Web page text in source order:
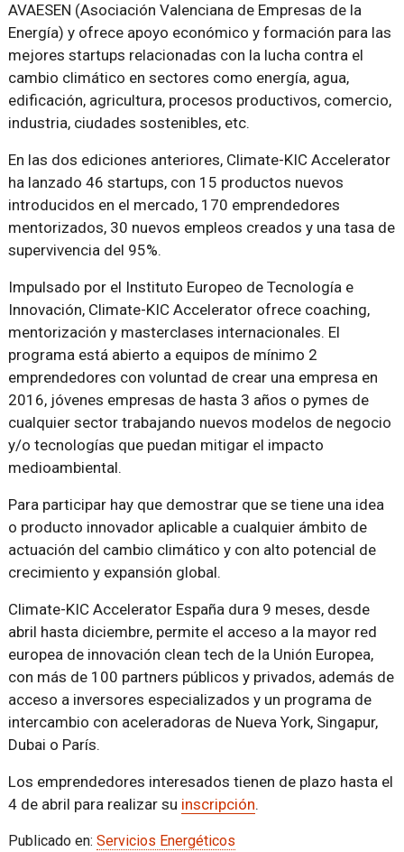
AVAESEN (Asociación Valenciana de Empresas de la
Energía) y ofrece apoyo económico y formación para las
mejores startups relacionadas con la lucha contra el
cambio climático en sectores como energía, agua,
edificación, agricultura, procesos productivos, comercio,
industria, ciudades sostenibles, etc.
En las dos ediciones anteriores, Climate-KIC Accelerator
ha lanzado 46 startups, con 15 productos nuevos
introducidos en el mercado, 170 emprendedores
mentorizados, 30 nuevos empleos creados y una tasa de
supervivencia del 95%.
Impulsado por el Instituto Europeo de Tecnología e
Innovación, Climate-KIC Accelerator ofrece coaching,
mentorización y masterclases internacionales. El
programa está abierto a equipos de mínimo 2
emprendedores con voluntad de crear una empresa en
2016, jóvenes empresas de hasta 3 años o pymes de
cualquier sector trabajando nuevos modelos de negocio
y/o tecnologías que puedan mitigar el impacto
medioambiental.
Para participar hay que demostrar que se tiene una idea
o producto innovador aplicable a cualquier ámbito de
actuación del cambio climático y con alto potencial de
crecimiento y expansión global.
Climate-KIC Accelerator España dura 9 meses, desde
abril hasta diciembre, permite el acceso a la mayor red
europea de innovación clean tech de la Unión Europea,
con más de 100 partners públicos y privados, además de
acceso a inversores especializados y un programa de
intercambio con aceleradoras de Nueva York, Singapur,
Dubai o París.
Los emprendedores interesados tienen de plazo hasta el
4 de abril para realizar su inscripción.
Publicado en: Servicios Energéticos